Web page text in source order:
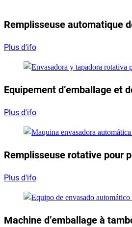
Remplisseuse automatique
Plus d'ifo
Equipement d’emballage et
Plus d'ifo
Remplisseuse rotative pour
Plus d'ifo
Machine d’emballage à